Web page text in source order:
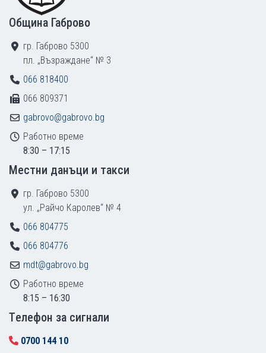
Община Габрово
гр. Габрово 5300
пл. „Възраждане“ № 3
066 818400
066 809371
gabrovo@gabrovo.bg
Работно време
8:30 – 17:15
Местни данъци и такси
гр. Габрово 5300
ул. „Райчо Каролев“ № 4
066 804775
066 804776
mdt@gabrovo.bg
Работно време
8:15 – 16:30
Tелефон за сигнали
0700 144 10